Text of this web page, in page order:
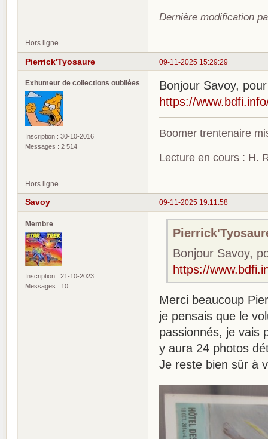
Dernière modification
Hors ligne
09-11-2025 15:29:29
Pierrick'Tyosaure
Exhumeur de collections oubliées
Inscription : 30-10-2016
Messages : 2 514
Bonjour Savoy,
https://
Boomer trentenaire
Lecture en cours : H.
Hors ligne
09-11-2025 19:11:58
Savoy
Membre
Inscription : 21-10-2023
Messages : 10
Bonjour Savoy,
https://
Merci beaucoup
je pensais que le
passionnés, je vais
y aura 24 photos
Je reste bien sûr à